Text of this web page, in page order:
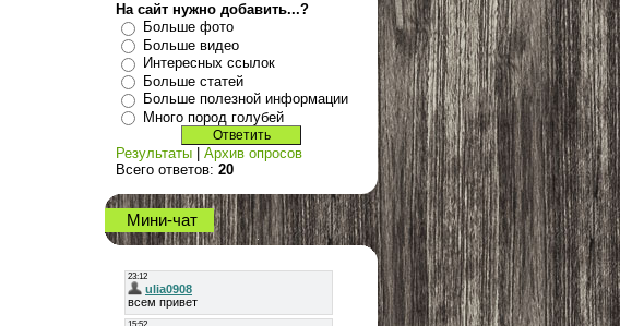
На сайт нужно добавить...?
Больше фото
Больше видео
Интересных ссылок
Больше статей
Больше полезной информации
Много пород голубей
Результаты
Архив опросов
Всего ответов: 20
Мини-чат